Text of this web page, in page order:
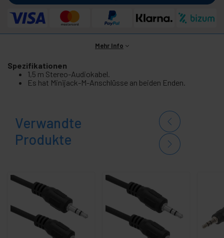
Mehr Info
Spezifikationen
1,5 m Stereo-Audiokabel.
Es hat Minijack-M-Anschlüsse an beiden Enden.
Verwandte
Produkte